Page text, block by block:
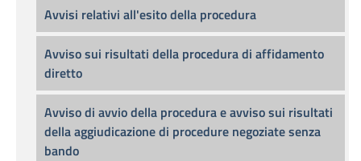
Avvisi relativi all'esito della procedura
Avviso sui risultati della procedura di affidamento
diretto
Avviso di avvio della procedura e avviso sui risultati
della aggiudicazione di procedure negoziate senza
bando